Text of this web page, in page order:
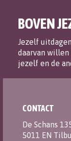
BOVEN
Jezelf
daarvan
jezelf en de
CONTACT
De Schans
5011 EN